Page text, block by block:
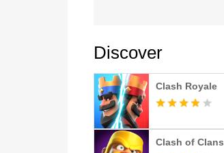
Discover
Clash Royale
Clash of Clans